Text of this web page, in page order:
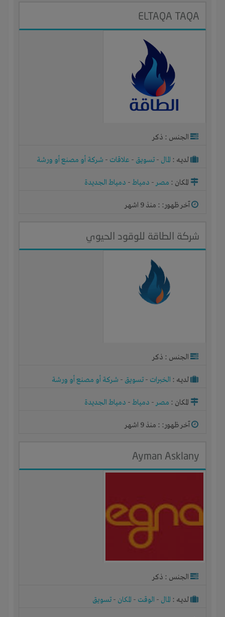
ELTAQA TAQA
الجنس : ذكر
لديـه : المال - تسويق - علاقات - شركة أو مصنع أو ورشة
المكان : مصر- دمياط- دمياط الجديدة
آخر ظهور: : منذ 9 اشهر
شركة الطاقة للوقود الحيوي
الجنس : ذكر
لديـه : الخبرات - تسويق - شركة أو مصنع أو ورشة
المكان : مصر- دمياط- دمياط الجديدة
آخر ظهور: : منذ 9 اشهر
Ayman Asklany
الجنس : ذكر
لديـه : المال - الوقت - المكان - تسويق